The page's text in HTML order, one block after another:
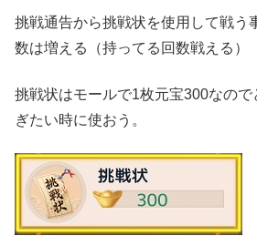
挑戦通告から挑戦状を使用して戦う
数は増える（持ってる回数戦える）
挑戦状はモールで1枚元宝300なの
ぎたい時に使おう。